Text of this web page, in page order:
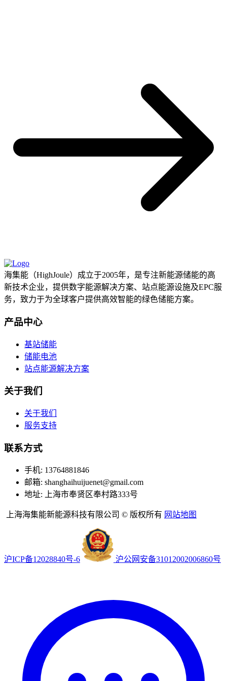
海集能（HighJoule）成立于2005年，是专注新能源储能的高
新技术企业，提供数字能源解决方案、站点能源设施及EPC服
务，致力于为全球客户提供高效智能的绿色储能方案。
产品中心
基站储能
储能电池
站点能源解决方案
关于我们
关于我们
服务支持
联系方式
手机: 13764881846
邮箱: shanghaihuijuenet@gmail.com
地址: 上海市奉贤区奉村路333号
上海海集能新能源科技有限公司 © 版权所有 网站地图
沪ICP备12028840号-6 沪公网安备31012002006860号